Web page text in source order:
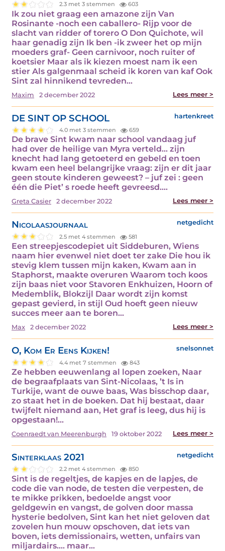
2.3 met 3 stemmen 603
Ik zou niet graag een amazone zijn Van
Rosinante -noch een caballero- Rijp voor de
slacht van ridder of torero O Don Quichote, wil
haar genadig zijn Ik ben -ik zweer het op mijn
moeders graf- Geen carnivoor, noch ruiter of
koetsier Maar als ik kiezen moest nam ik een
stier Als galgenmaal scheid ik koren van kaf Ook
Sint zal hinnikend tevreden…
Maxim 2 december 2022 Lees meer >
DE SINT OP SCHOOL hartenkreet
4.0 met 3 stemmen 659
De brave Sint kwam naar school vandaag juf
had over de heilige van Myra verteld… zijn
knecht had lang getoeterd en gebeld en toen
kwam een heel belangrijke vraag: zijn er dit jaar
geen stoute kinderen geweest? – juf zei : geen
één die Piet’ s roede heeft gevreesd.…
Greta Casier 2 december 2022 Lees meer >
Nicolaasjournaal netgedicht
2.5 met 4 stemmen 581
Een streepjescodepiet uit Siddeburen, Wiens
naam hier evenwel niet doet ter zake Die hou ik
stevig klem tussen mijn kaken, Kwam aan in
Staphorst, maakte overuren Waarom toch koos
zijn baas niet voor Stavoren Enkhuizen, Hoorn of
Medemblik, Blokzijl Daar wordt zijn komst
gepast gevierd, in stijl Oud hoeft geen nieuw
succes meer aan te boren…
Max 2 december 2022 Lees meer >
O, Kom Er Eens Kijken! snelsonnet
4.4 met 7 stemmen 843
Ze hebben eeuwenlang al lopen zoeken, Naar
de begraafplaats van Sint-Nicolaas, ’t Is in
Turkije, want de ouwe baas, Was bisschop daar,
zo staat het in de boeken. Dat hij bestaat, daar
twijfelt niemand aan, Het graf is leeg, dus hij is
opgestaan!…
Coenraedt van Meerenburgh 19 oktober 2022 Lees meer >
Sinterklaas 2021 netgedicht
2.2 met 4 stemmen 850
Sint is de regeltjes, de kapjes en de lapjes, de
code die van node, de testen die verpesten, de
te mikke prikken, bedoelde angst voor
geldgewin en vangst, de golven door massa
hysterie bedolven, Sint kan het niet geloven dat
zovelen hun mouw opschoven, dat iets van
boven, iets demissionairs, wetten, unfairs van
miljardairs…. maar…